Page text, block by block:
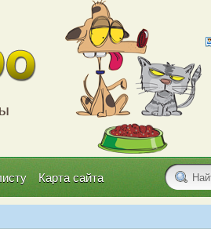
Карта сайта